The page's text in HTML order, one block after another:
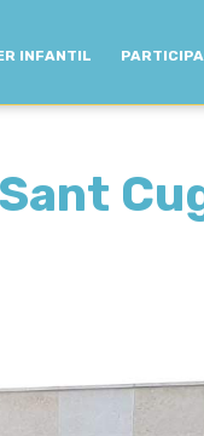
INFANTIL PARTICIPA